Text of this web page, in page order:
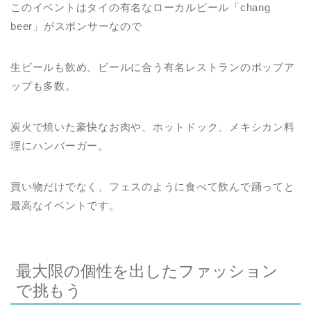
このイベントはタイの有名なローカルビール「chang
beer」がスポンサーなので
生ビールも飲め、ビールに合う有名レストランのポップア
ップも多数。
炭火で焼いた豪快なお肉や、ホットドック、メキシカン料
理にハンバーガー。
買い物だけでなく、フェスのように食べて飲んで踊ってと
最高なイベントです。
最大限の個性を出したファッション
で挑もう